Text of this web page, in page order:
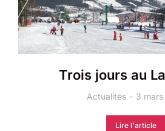
Trois jours au
Actualités 3
Lire l'article